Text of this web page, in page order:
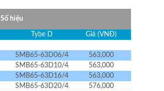
Số hiệu
Tybe D Giá (VNĐ)
SMB65-63D06/4
563,000
SMB65-63D10/4
563,000
SMB65-63D16/4
563,000
SMB65-63D20/4
576,000